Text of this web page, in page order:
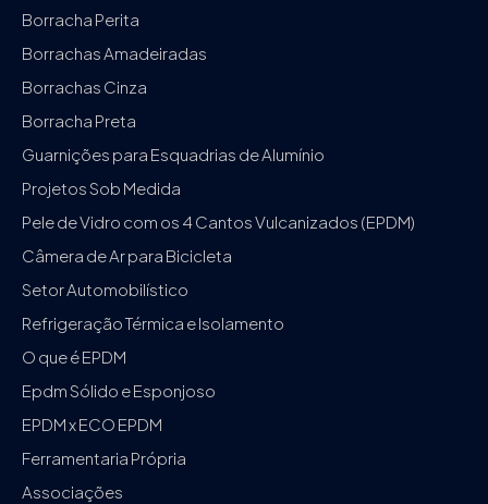
Borracha Perita
Borrachas Amadeiradas
Borrachas Cinza
Borracha Preta
Guarnições para Esquadrias de Alumínio
Projetos Sob Medida
Pele de Vidro com os 4 Cantos Vulcanizados (EPDM)
Câmera de Ar para Bicicleta
Setor Automobilístico
Refrigeração Térmica e Isolamento
O que é EPDM
Epdm Sólido e Esponjoso
EPDM x ECO EPDM
Ferramentaria Própria
Associações